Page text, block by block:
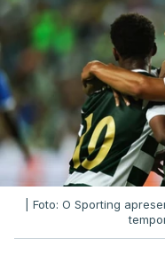
| Foto: O Sporting